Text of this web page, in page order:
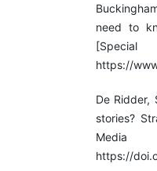
need to
https://
De Ridder,
stories?
https://